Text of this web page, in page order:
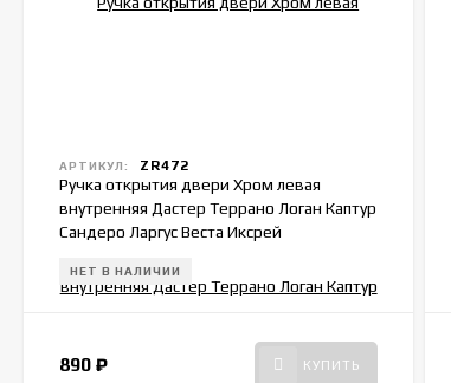
АРТИКУЛ: ZR472
Ручка открытия двери Хром левая
внутренняя Дастер Террано Логан Каптур
Сандеро Ларгус Веста Иксрей
НЕТ В НАЛИЧИИ
890 ₽ КУПИТЬ